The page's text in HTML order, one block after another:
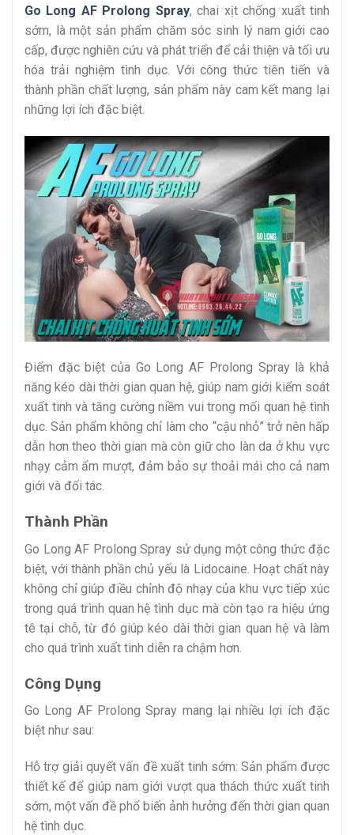
Go Long AF Prolong Spray, chai xịt chống xuất tinh
sớm, là một sản phẩm chăm sóc sinh lý nam giới cao
cấp, được nghiên cứu và phát triển để cải thiện và tối ưu
hóa trải nghiệm tình dục. Với công thức tiên tiến và
thành phần chất lượng, sản phẩm này cam kết mang lại
những lợi ích đặc biệt.
Điểm đặc biệt của Go Long AF Prolong Spray là khả
năng kéo dài thời gian quan hệ, giúp nam giới kiểm soát
xuất tinh và tăng cường niềm vui trong mối quan hệ tình
dục. Sản phẩm không chỉ làm cho “cậu nhỏ” trở nên hấp
dẫn hơn theo thời gian mà còn giữ cho làn da ở khu vực
nhạy cảm ẩm mượt, đảm bảo sự thoải mái cho cả nam
giới và đối tác.
Thành Phần
Go Long AF Prolong Spray sử dụng một công thức đặc
biệt, với thành phần chủ yếu là Lidocaine. Hoạt chất này
không chỉ giúp điều chỉnh độ nhạy của khu vực tiếp xúc
trong quá trình quan hệ tình dục mà còn tạo ra hiệu ứng
tê tại chỗ, từ đó giúp kéo dài thời gian quan hệ và làm
cho quá trình xuất tinh diễn ra chậm hơn.
Công Dụng
Go Long AF Prolong Spray mang lại nhiều lợi ích đặc
biệt như sau:
Hỗ trợ giải quyết vấn đề xuất tinh sớm: Sản phẩm được
thiết kế để giúp nam giới vượt qua thách thức xuất tinh
sớm, một vấn đề phổ biến ảnh hưởng đến thời gian quan
hệ tình dục.